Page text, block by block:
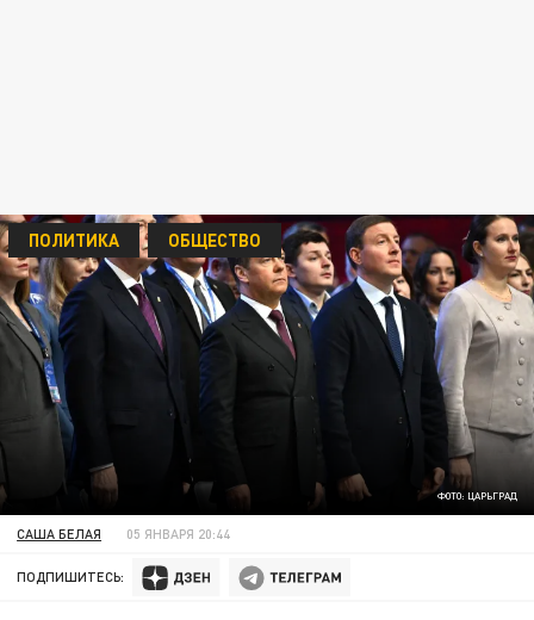
ФОТО: ЦАРЬГРАД
ПОЛИТИКА ОБЩЕСТВО
САША БЕЛАЯ 05 ЯНВАРЯ 20:44
ПОДПИШИТЕСЬ: